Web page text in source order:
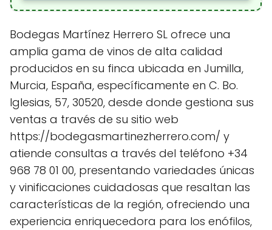
Bodegas Martínez Herrero SL ofrece una
amplia gama de vinos de alta calidad
producidos en su finca ubicada en Jumilla,
Murcia, España, específicamente en C. Bo.
Iglesias, 57, 30520, desde donde gestiona sus
ventas a través de su sitio web
https://bodegasmartinezherrero.com/ y
atiende consultas a través del teléfono +34
968 78 01 00, presentando variedades únicas
y vinificaciones cuidadosas que resaltan las
características de la región, ofreciendo una
experiencia enriquecedora para los enófilos,